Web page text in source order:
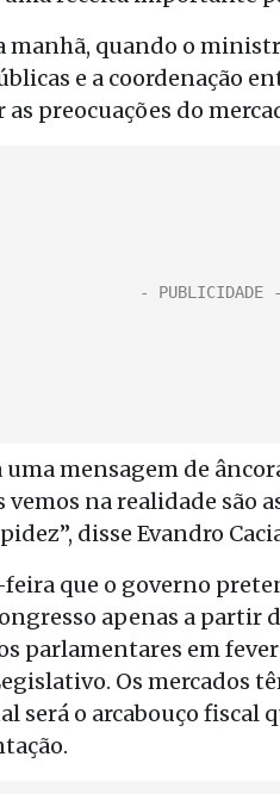
manhã, quando o
e a coordenação
preocuações do
mensagem de
vemos na realidade são
disse Evandro
que o governo
apenas a partir
parlamentares em
Os mercados
será o arcabouço fiscal